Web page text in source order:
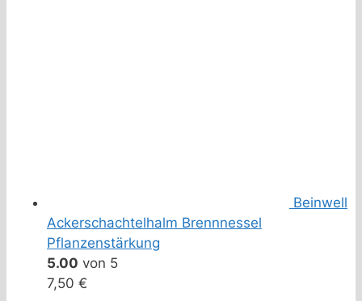
Beinwell
Ackerschachtelhalm Brennnessel
Pflanzenstärkung
5.00 von 5
7,50 €